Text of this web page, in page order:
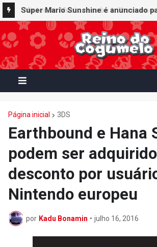
Super Mario Sunshine é anunciado
Nintendo GameCube - Nintendo
Nintendo Switch Online
Página inicial 3DS
Earthbound e Hana
podem ser
desconto por
Nintendo europeu
por Kadu Bonamin • julho 16, 2016